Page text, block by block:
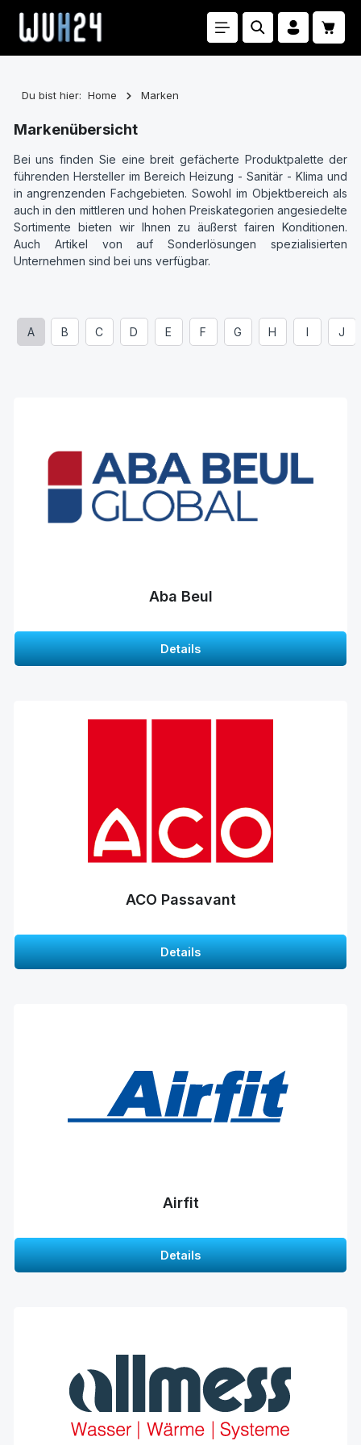
Zum Hauptinhalt springen
Du bist hier: Home Marken
Markenübersicht
Bei uns finden Sie eine breit gefächerte Produktpalette der
führenden Hersteller im Bereich Heizung - Sanitär - Klima und
in angrenzenden Fachgebieten. Sowohl im Objektbereich als
auch in den mittleren und hohen Preiskategorien angesiedelte
Sortimente bieten wir Ihnen zu äußerst fairen Konditionen.
Auch Artikel von auf Sonderlösungen spezialisierten
Unternehmen sind bei uns verfügbar.
A B C D E F G H I J
Aba Beul
Details
ACO Passavant
Details
Airfit
Details